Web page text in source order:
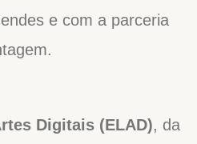
e com a parceria
Digitais (ELAD), da